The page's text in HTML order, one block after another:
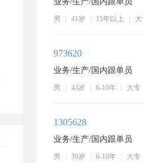
男 41岁 15年以上
973620
业务/生产/国内跟单员
男 43岁 6-10年 大专
1305628
业务/生产/国内跟单员
男 39岁 6-10年 大专